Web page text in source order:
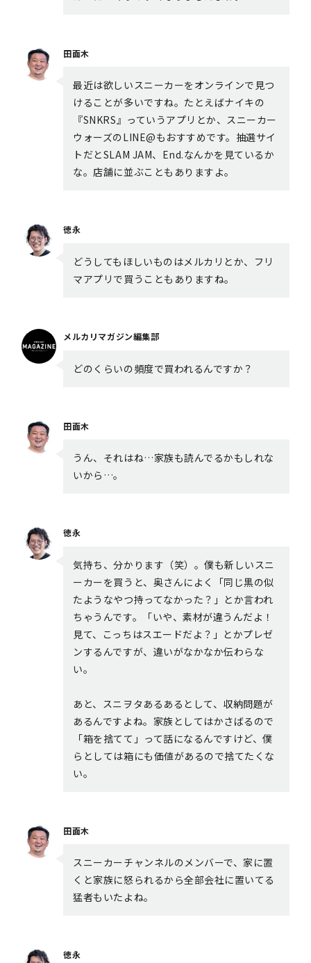
田面木
最近は欲しいスニーカーをオンラインで見つ
けることが多いですね。たとえばナイキの
『SNKRS』っていうアプリとか、スニーカー
ウォーズのLINE@もおすすめです。抽選サイ
トだとSLAM JAM、End.なんかを見ているか
な。店舗に並ぶこともありますよ。
徳永
どうしてもほしいものはメルカリとか、フリ
マアプリで買うこともありますね。
メルカリマガジン編集部
どのくらいの頻度で買われるんですか？
田面木
うん、それはね…家族も読んでるかもしれな
いから…。
徳永
気持ち、分かります（笑）。僕も新しいスニ
ーカーを買うと、奥さんによく「同じ黒の似
たようなやつ持ってなかった？」とか言われ
ちゃうんです。「いや、素材が違うんだよ！
見て、こっちはスエードだよ？」とかプレゼ
ンするんですが、違いがなかなか伝わらな
い。
あと、スニヲタあるあるとして、収納問題が
あるんですよね。家族としてはかさばるので
「箱を捨てて」って話になるんですけど、僕
らとしては箱にも価値があるので捨てたくな
い。
田面木
スニーカーチャンネルのメンバーで、家に置
くと家族に怒られるから全部会社に置いてる
猛者もいたよね。
徳永